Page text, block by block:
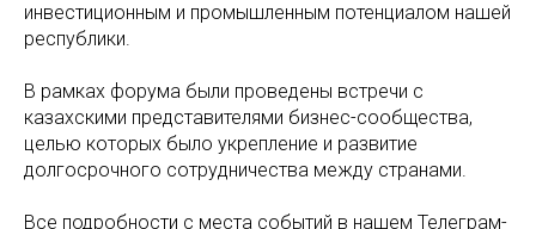
инвестиционным и промышленным потенциалом нашей
республики.
В рамках форума были проведены встречи с
казахскими представителями бизнес-сообщества,
целью которых было укрепление и развитие
долгосрочного сотрудничества между странами.
Все подробности с места событий в нашем Телеграм-